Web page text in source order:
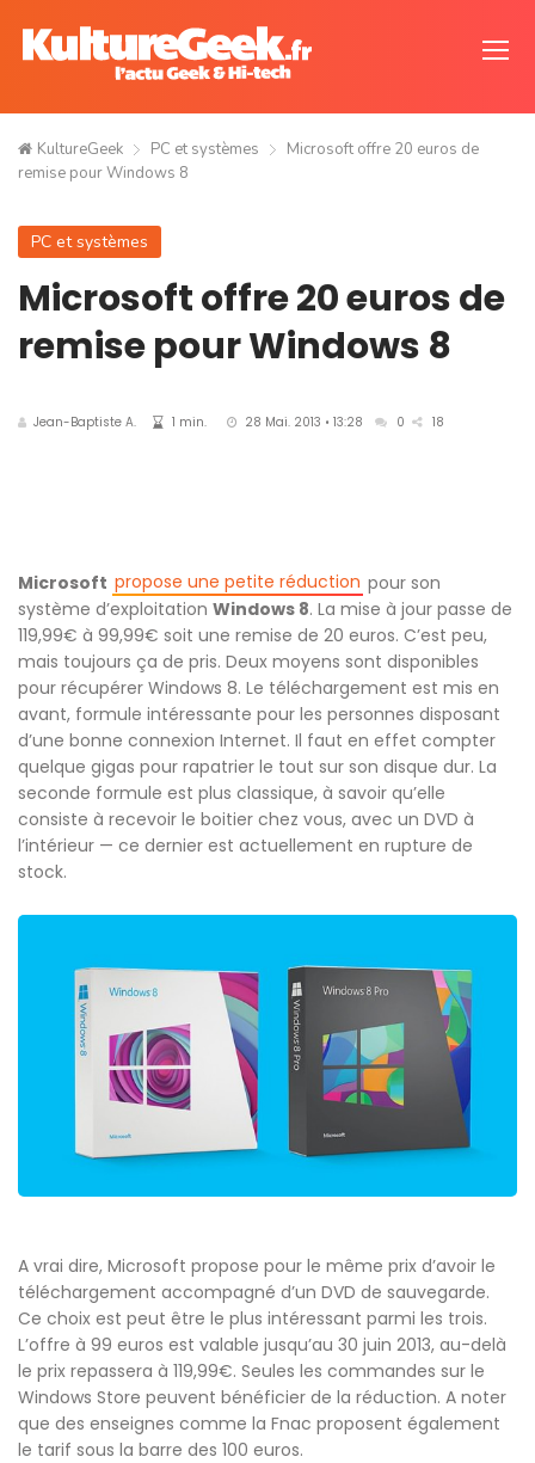
KultureGeek PC et systèmes
Microsoft offre 20 euros de
remise pour Windows 8
PC et systèmes
Microsoft offre 20 euros de
remise pour Windows 8
Jean-Baptiste A. 1 min. 28 Mai. 2013 • 13:28 0 18
Microsoft propose une petite réduction pour son
système d’exploitation Windows 8. La mise à jour passe de
119,99€ à 99,99€ soit une remise de 20 euros. C’est peu,
mais toujours ça de pris. Deux moyens sont disponibles
pour récupérer Windows 8. Le téléchargement est mis en
avant, formule intéressante pour les personnes disposant
d’une bonne connexion Internet. Il faut en effet compter
quelque gigas pour rapatrier le tout sur son disque dur. La
seconde formule est plus classique, à savoir qu’elle
consiste à recevoir le boitier chez vous, avec un DVD à
l’intérieur — ce dernier est actuellement en rupture de
stock.
A vrai dire, Microsoft propose pour le même prix d’avoir le
téléchargement accompagné d’un DVD de sauvegarde.
Ce choix est peut être le plus intéressant parmi les trois.
L’offre à 99 euros est valable jusqu’au 30 juin 2013, au-delà
le prix repassera à 119,99€. Seules les commandes sur le
Windows Store peuvent bénéficier de la réduction. A noter
que des enseignes comme la Fnac proposent également
le tarif sous la barre des 100 euros.